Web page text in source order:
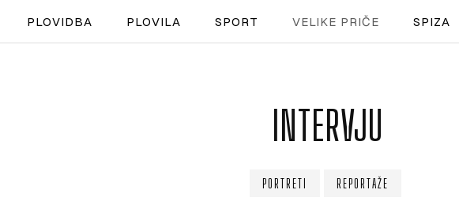
NAUTIKA
SPORT
PLOVILA
PLOVIDBA PLOVILA SPORT VELIKE PRIČE SPIZA
INTERVJU
PORTRETI REPORTAŽE